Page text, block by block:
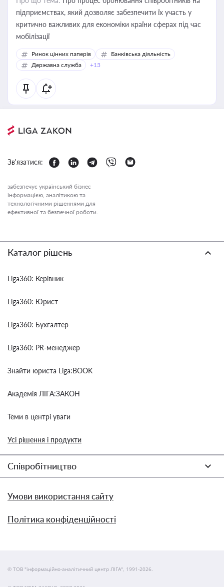
підприємствах, який дозволяє забезпечити їх участь у
критично важливих для економіки країни сферах під час
мобілізації
Ринок цінних паперів
Банківська діяльність
Державна служба
+13
Зв'язатися:
забезпечує український бізнес
інформацією, аналітикою та
технологічними рішеннями для
ефективної та безпечної роботи.
Каталог рішень
Liga360: Керівник
Liga360: Юрист
Liga360: Бухгалтер
Liga360: PR-менеджер
Знайти юриста Liga:BOOK
Академія ЛІГА:ЗАКОН
Теми в центрі уваги
Усі рішення і продукти
Співробітництво
Умови використання сайту
Політика конфіденційності
© ТОВ "інформаційно-аналітичний центр ЛІГА", 1991-2026.